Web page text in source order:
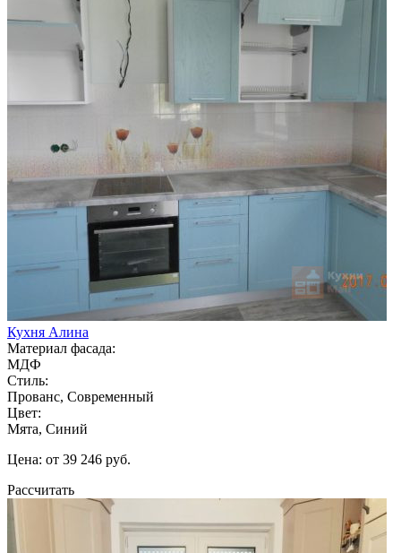
Кухня Алина
Материал фасада:
МДФ
Стиль:
Прованс, Современный
Цвет:
Мята, Синий
Цена: от 39 246 руб.
Рассчитать